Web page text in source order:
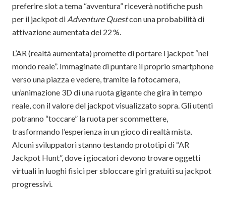
preferire slot a tema “avventura” riceverà notifiche push
per il jackpot di Adventure Questcon una probabilità di
attivazione aumentata del 22 %.
L’AR (realtà aumentata) promette di portare i jackpot “nel
mondo reale”. Immaginate di puntare il proprio smartphone
verso una piazza e vedere, tramite la fotocamera,
un’animazione 3D di una ruota gigante che gira in tempo
reale, con il valore del jackpot visualizzato sopra. Gli utenti
potranno “toccare” la ruota per scommettere,
trasformando l’esperienza in un gioco di realtà mista.
Alcuni sviluppatori stanno testando prototipi di “AR
Jackpot Hunt”, dove i giocatori devono trovare oggetti
virtuali in luoghi fisici per sbloccare giri gratuiti su jackpot
progressivi.